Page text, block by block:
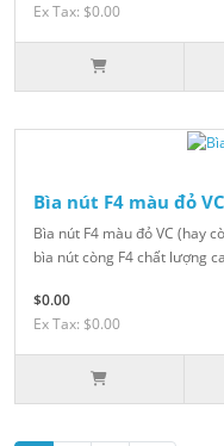
Ex Tax: $0.00
Bìa nút F4 màu đỏ VC
Bìa nút F4 màu đỏ VC (hay
bìa nút còng F4 chất lượng
$0.00
Ex Tax: $0.00